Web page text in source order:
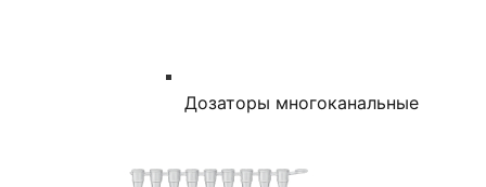
Дозаторы многоканальные